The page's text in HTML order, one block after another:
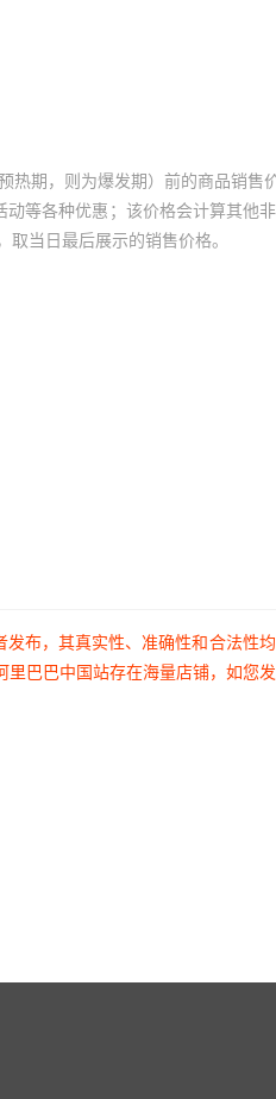
热期，则为爆发期）前的商品销售
等各种优惠；该价格会计算其他
当日最后展示的销售价格。
布，其真实性、准确性和合法性
巴巴中国站存在海量店铺，如您